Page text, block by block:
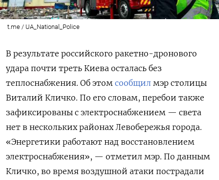
t.me / UA_National_Police
В результате российского ракетно-дронового
удара почти треть Киева осталась без
теплоснабжения. Об этом сообщил мэр столицы
Виталий Кличко. По его словам, перебои также
зафиксированы с электроснабжением — света
нет в нескольких районах Левобережья города.
«Энергетики работают над восстановлением
электроснабжения», — отметил мэр. По данным
Кличко, во время воздушной атаки пострадали